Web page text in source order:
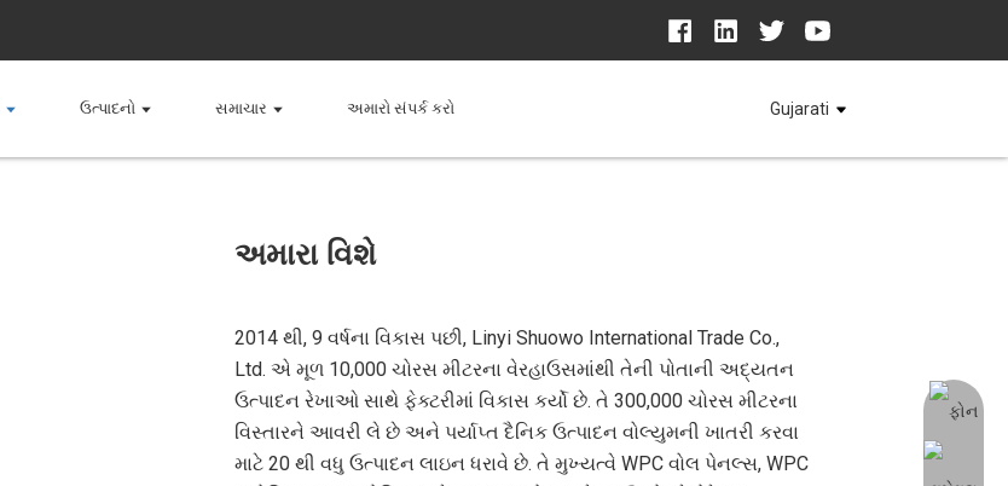
ઉત્પાદનો સમાચાર અમારો સંપર્ક કરો Gujarati
અમારા વિશે
2014 થી, 9 વર્ષના વિકાસ પછી, Linyi Shuowo International Trade Co.,
Ltd. એ મૂળ 10,000 ચોરસ મીટરના વેરહાઉસમાંથી તેની પોતાની અદ્યતન
ઉત્પાદન રેખાઓ સાથે ફેક્ટરીમાં વિકાસ કર્યો છે. તે 300,000 ચોરસ મીટરના
વિસ્તારને આવરી લે છે અને પર્યાપ્ત દૈનિક ઉત્પાદન વોલ્યુમની ખાતરી કરવા
માટે 20 થી વધુ ઉત્પાદન લાઇન ધરાવે છે. તે મુખ્યત્વે WPC વોલ પેનલ્સ, WPC